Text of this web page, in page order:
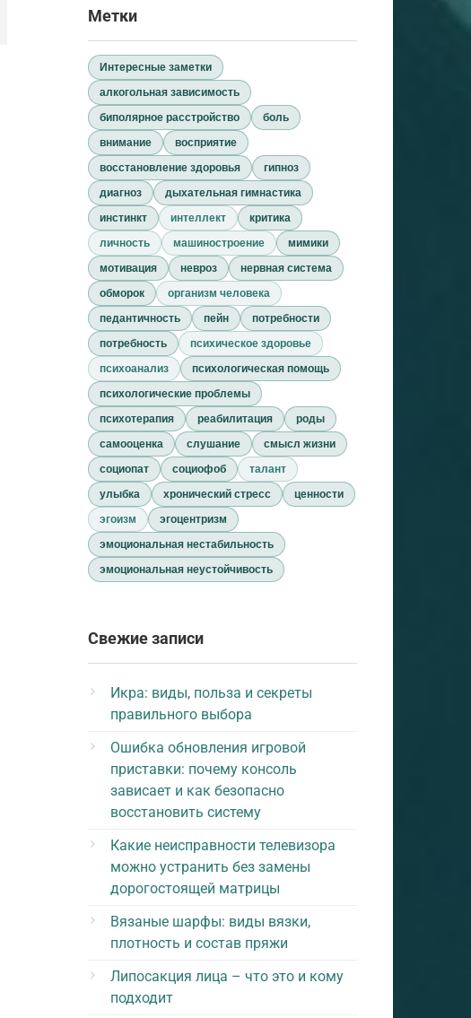
Метки
Интересные заметки
алкогольная зависимость
биполярное расстройство
боль
внимание
восприятие
восстановление здоровья
гипноз
диагноз
дыхательная гимнастика
инстинкт
интеллект
критика
личность
машиностроение
мимики
мотивация
невроз
нервная система
обморок
организм человека
педантичность
пейн
потребности
потребность
психическое здоровье
психоанализ
психологическая помощь
психологические проблемы
психотерапия
реабилитация
роды
самооценка
слушание
смысл жизни
социопат
социофоб
талант
улыбка
хронический стресс
ценности
эгоизм
эгоцентризм
эмоциональная нестабильность
эмоциональная неустойчивость
Свежие записи
Икра: виды, польза и секреты
правильного выбора
Ошибка обновления игровой
приставки: почему консоль
зависает и как безопасно
восстановить систему
Какие неисправности телевизора
можно устранить без замены
дорогостоящей матрицы
Вязаные шарфы: виды вязки,
плотность и состав пряжи
Липосакция лица – что это и кому
подходит